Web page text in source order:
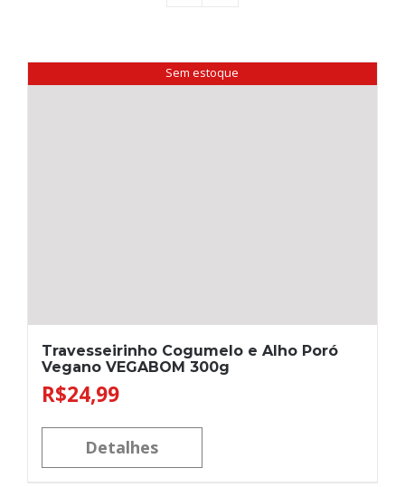
Sem estoque
Travesseirinho Cogumelo e Alho Poró
Vegano VEGABOM 300g
R$24,99
Detalhes